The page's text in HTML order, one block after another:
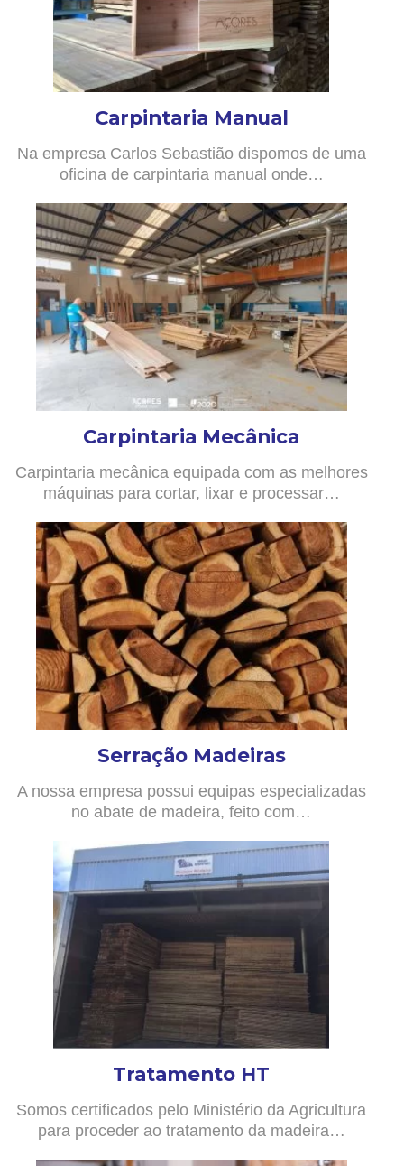
Carpintaria Manual
Na empresa Carlos Sebastião dispomos de uma
oficina de carpintaria manual onde…
Carpintaria Mecânica
Carpintaria mecânica equipada com as melhores
máquinas para cortar, lixar e processar…
Serração Madeiras
A nossa empresa possui equipas especializadas
no abate de madeira, feito com…
Tratamento HT
Somos certificados pelo Ministério da Agricultura
para proceder ao tratamento da madeira…